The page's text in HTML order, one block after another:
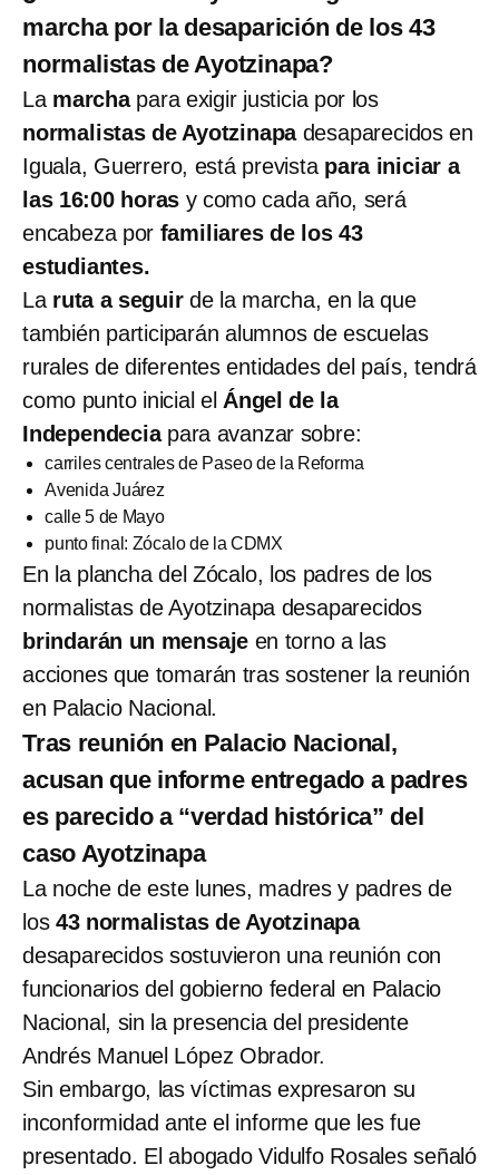
marcha por la desaparición de los 43
normalistas de Ayotzinapa?
La marchapara exigir justicia por los
normalistas de Ayotzinapa desaparecidos en
Iguala, Guerrero, está prevista para iniciar a
las 16:00 horas y como cada año, será
encabeza por familiares de los 43
estudiantes.
La ruta a seguir de la marcha, en la que
también participarán alumnos de escuelas
rurales de diferentes entidades del país, tendrá
como punto inicial el Ángel de la
Independecia para avanzar sobre:
carriles centrales de Paseo de la Reforma
Avenida Juárez
calle 5 de Mayo
punto final: Zócalo de la CDMX
En la plancha del Zócalo, los padres de los
normalistas de Ayotzinapa desaparecidos
brindarán un mensaje en torno a las
acciones que tomarán tras sostener la reunión
en Palacio Nacional.
Tras reunión en Palacio Nacional,
acusan que informe entregado a padres
es parecido a “verdad histórica” del
caso Ayotzinapa
La noche de este lunes, madres y padres de
los 43 normalistas de Ayotzinapa
desaparecidos sostuvieron una reunión con
funcionarios del gobierno federal en Palacio
Nacional, sin la presencia del presidente
Andrés Manuel López Obrador.
Sin embargo, las víctimas expresaron su
inconformidad ante el informe que les fue
presentado. El abogado Vidulfo Rosales señaló